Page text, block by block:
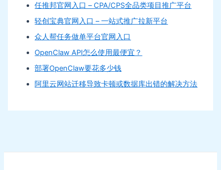
任推邦官网入口 – CPA/CPS全品类项目推广平台
轻创宝典官网入口 – 一站式推广拉新平台
众人帮任务做单平台官网入口
OpenClaw API怎么使用最便宜？
部署OpenClaw要花多少钱
阿里云网站迁移导致卡顿或数据库出错的解决方法